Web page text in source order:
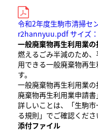
令和2年度生駒市清掃セ
r2hannyuu.pdf サイズ
一般廃棄物再生利用業の
燃えるごみ半減のため
用できる一般廃棄物再
す。
一般廃棄物再生利用業
廃棄物再生利用業申請書
詳しいことは、「生駒
る規則」でご確認くださ
添付ファイル